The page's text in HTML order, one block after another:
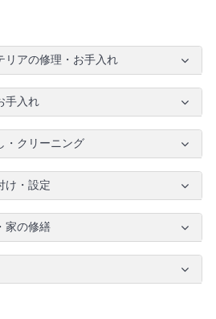
リアの修理・お手入れ
手入れ
・クリーニング
け・設定
家の修繕